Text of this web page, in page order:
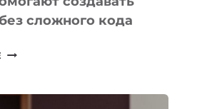
сложного кода